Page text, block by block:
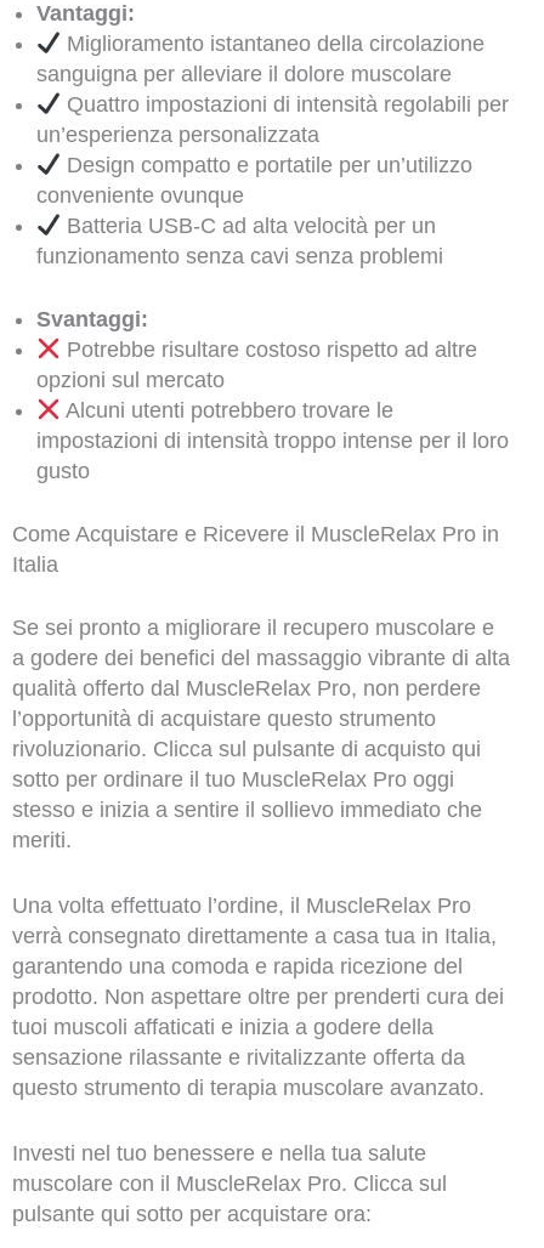
Vantaggi:
Miglioramento istantaneo della circolazione
sanguigna per alleviare il dolore muscolare
Quattro impostazioni di intensità regolabili per
un’esperienza personalizzata
Design compatto e portatile per un’utilizzo
conveniente ovunque
Batteria USB-C ad alta velocità per un
funzionamento senza cavi senza problemi
Svantaggi:
Potrebbe risultare costoso rispetto ad altre
opzioni sul mercato
Alcuni utenti potrebbero trovare le
impostazioni di intensità troppo intense per il loro
gusto
Come Acquistare e Ricevere il MuscleRelax Pro in
Italia
Se sei pronto a migliorare il recupero muscolare e
a godere dei benefici del massaggio vibrante di alta
qualità offerto dal MuscleRelax Pro, non perdere
l’opportunità di acquistare questo strumento
rivoluzionario. Clicca sul pulsante di acquisto qui
sotto per ordinare il tuo MuscleRelax Pro oggi
stesso e inizia a sentire il sollievo immediato che
meriti.
Una volta effettuato l’ordine, il MuscleRelax Pro
verrà consegnato direttamente a casa tua in Italia,
garantendo una comoda e rapida ricezione del
prodotto. Non aspettare oltre per prenderti cura dei
tuoi muscoli affaticati e inizia a godere della
sensazione rilassante e rivitalizzante offerta da
questo strumento di terapia muscolare avanzato.
Investi nel tuo benessere e nella tua salute
muscolare con il MuscleRelax Pro. Clicca sul
pulsante qui sotto per acquistare ora: